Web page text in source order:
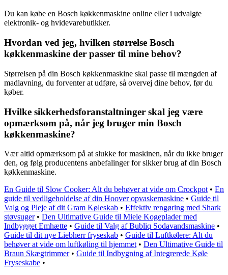
Du kan købe en Bosch køkkenmaskine online eller i udvalgte
elektronik- og hvidevarebutikker.
Hvordan ved jeg, hvilken størrelse Bosch
køkkenmaskine der passer til mine behov?
Størrelsen på din Bosch køkkenmaskine skal passe til mængden af
madlavning, du forventer at udføre, så overvej dine behov, før du
køber.
Hvilke sikkerhedsforanstaltninger skal jeg være
opmærksom på, når jeg bruger min Bosch
køkkenmaskine?
Vær altid opmærksom på at slukke for maskinen, når du ikke bruger
den, og følg producentens anbefalinger for sikker brug af din Bosch
køkkenmaskine.
En Guide til Slow Cooker: Alt du behøver at vide om Crockpot • En
guide til vedligeholdelse af din Hoover opvaskemaskine • Guide til
Valg og Pleje af dit Gram Køleskab • Effektiv rengøring med Shark
støvsuger• Den Ultimative Guide til Miele Kogeplader med
Indbygget Emhætte • Guide til Valg af Bubliq Sodavandsmaskine •
Guide til dit nye Liebherr fryseskab • Guide til Luftkølere: Alt du
behøver at vide om luftkøling til hjemmet • Den Ultimative Guide til
Braun Skægtrimmer• Guide til Indbygning af Integrerede Køle
Fryseskabe •